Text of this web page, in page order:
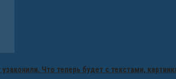
Что теперь будет с текстами,